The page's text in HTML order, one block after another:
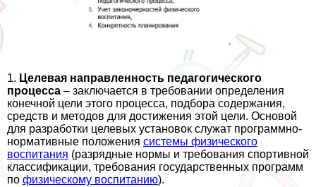
1. Целевая направленность педагогического
процесса – заключается в требовании определения
конечной цели этого процесса, подбора содержания,
средств и методов для достижения этой цели. Основой
для разработки целевых установок служат программно-
нормативные положения системы физического
воспитания (разрядные нормы и требования спортивной
классификации, требования государственных программ
по физическому воспитанию).